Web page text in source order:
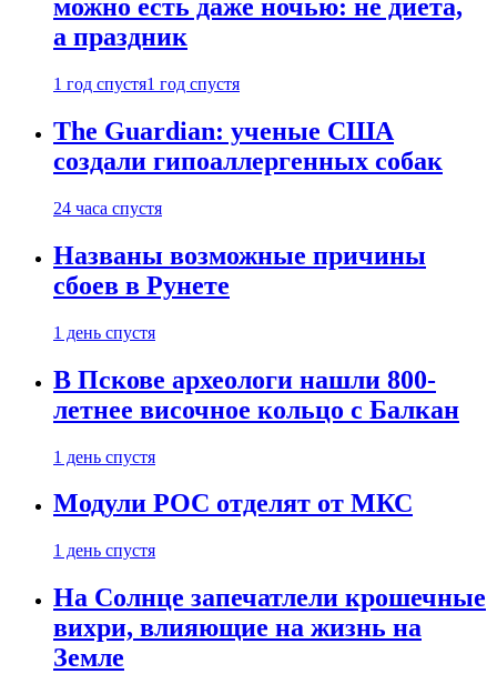
можно есть даже ночью: не диета,
а праздник
1 год спустя1 год спустя
The Guardian: ученые США
создали гипоаллергенных собак
24 часа спустя
Названы возможные причины
сбоев в Рунете
1 день спустя
В Пскове археологи нашли 800-
летнее височное кольцо с Балкан
1 день спустя
Модули РОС отделят от МКС
1 день спустя
На Солнце запечатлели крошечные
вихри, влияющие на жизнь на
Земле